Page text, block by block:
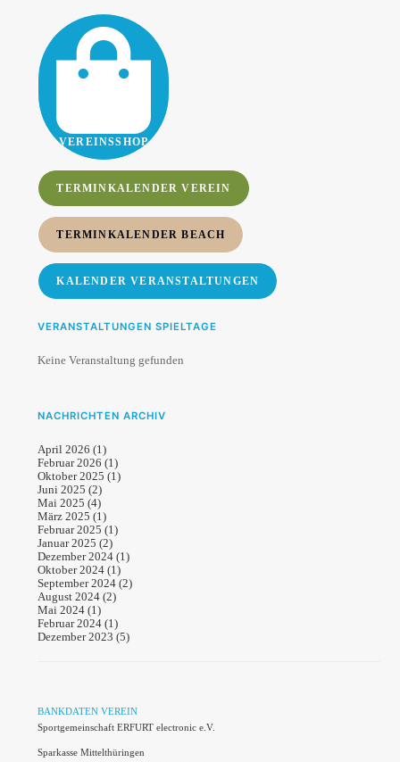
VEREINSSHOP
TERMINKALENDER VEREIN
TERMINKALENDER BEACH
KALENDER VERANSTALTUNGEN
VERANSTALTUNGEN SPIELTAGE
Keine Veranstaltung gefunden
NACHRICHTEN ARCHIV
April 2026 (1)
Februar 2026 (1)
Oktober 2025 (1)
Juni 2025 (2)
Mai 2025 (4)
März 2025 (1)
Februar 2025 (1)
Januar 2025 (2)
Dezember 2024 (1)
Oktober 2024 (1)
September 2024 (2)
August 2024 (2)
Mai 2024 (1)
Februar 2024 (1)
Dezember 2023 (5)
BANKDATEN VEREIN
Sportgemeinschaft ERFURT electronic e.V.
Sparkasse Mittelthüringen